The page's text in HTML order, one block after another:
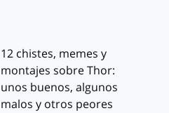
12 chistes, memes y
montajes sobre Thor:
unos buenos, algunos
malos y otros peores